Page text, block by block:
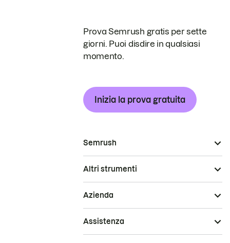
Prova Semrush gratis per sette
giorni. Puoi disdire in qualsiasi
momento.
Inizia la prova gratuita
Semrush
Altri strumenti
Azienda
Assistenza